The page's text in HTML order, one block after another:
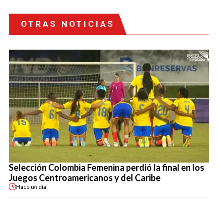
OTRAS NOTICIAS
Selección Colombia Femenina perdió la final en los
Juegos Centroamericanos y del Caribe
Haceun día